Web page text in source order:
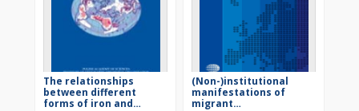
The relationships
between different
forms of iron and
(Non-)institutional
manifestations of
migrant